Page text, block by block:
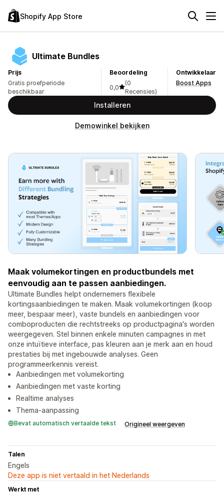
Shopify App Store
Ultimate Bundles
Prijs
Gratis proefperiode
beschikbaar
Beoordeling
0,0
(0
Recensies)
Ontwikkelaar
Boost Apps
Installeren
Demowinkel bekijken
Maak volumekortingen en productbundels met
eenvoudig aan te passen aanbiedingen.
Ultimate Bundles helpt ondernemers flexibele
kortingsaanbiedingen te maken. Maak volumekortingen (koop
meer, bespaar meer), vaste bundels en aanbiedingen voor
comboproducten die rechtstreeks op productpagina's worden
weergegeven. Stel binnen enkele minuten campagnes in met
onze intuïtieve interface, pas kleuren aan je merk aan en houd
prestaties bij met ingebouwde analyses. Geen
programmeerkennis vereist.
Aanbiedingen met volumekorting
Aanbiedingen met vaste korting
Realtime analyses
Thema-aanpassing
Bevat automatisch vertaalde tekst Origineel weergeven
Talen
Engels
Deze app is niet vertaald in het Nederlands
Werkt met